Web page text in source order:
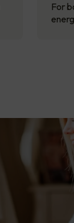
For